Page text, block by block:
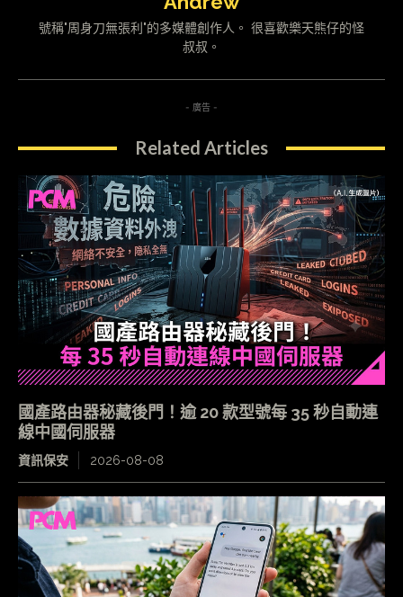
號稱"周身刀無張利"的多媒體創作人。 很喜歡樂天熊仔的怪
叔叔。
- 廣告 -
Related Articles
國產路由器秘藏後門！逾 20 款型號每 35 秒自動連
線中國伺服器
資訊保安 2026-08-08